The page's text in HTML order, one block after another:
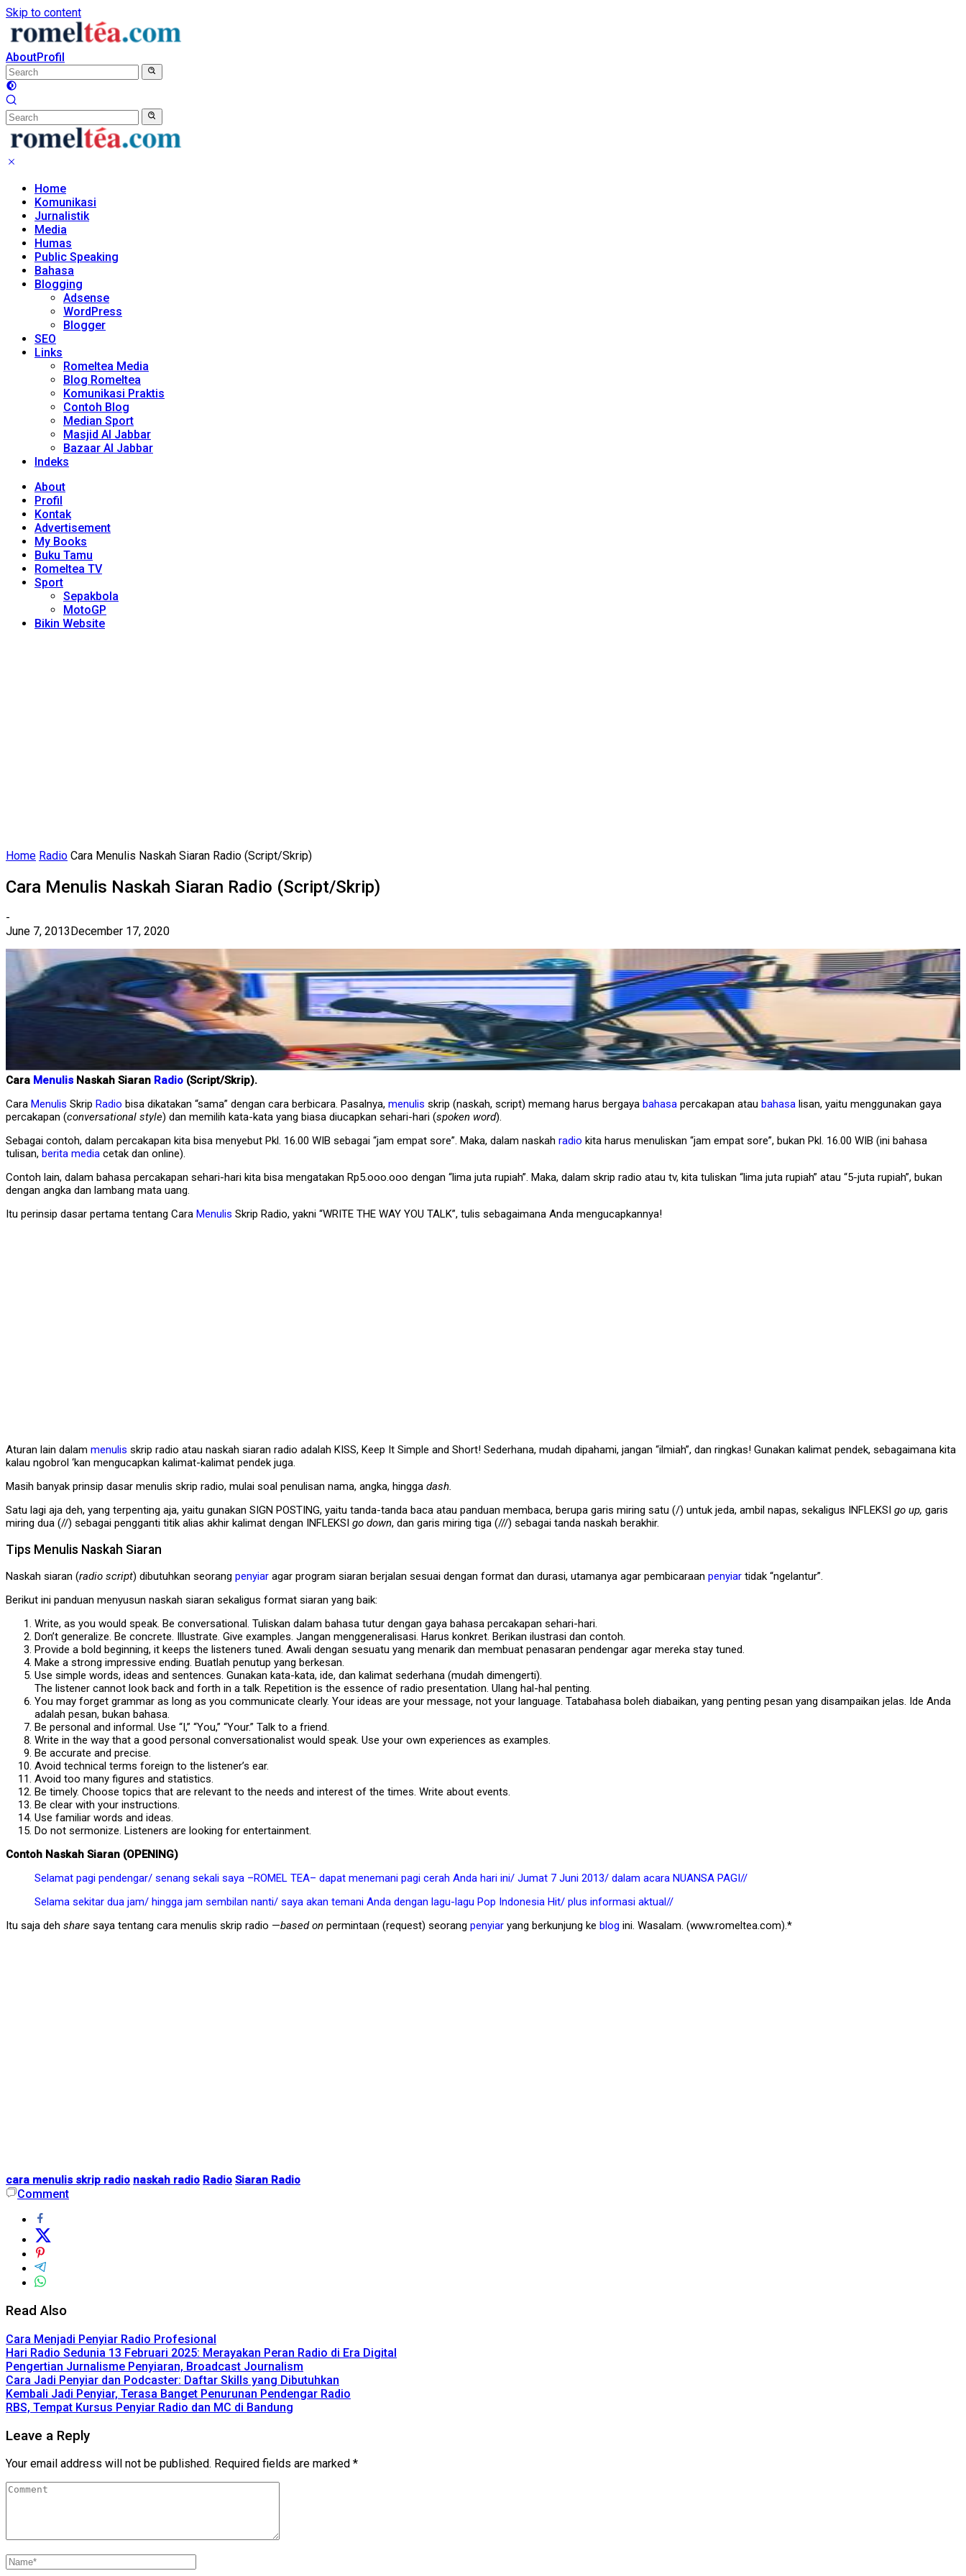
Skip to content
AboutProfil
Home
Komunikasi
Jurnalistik
Media
Humas
Public Speaking
Bahasa
Blogging
Adsense
WordPress
Blogger
SEO
Links
Romeltea Media
Blog Romeltea
Komunikasi Praktis
Contoh Blog
Median Sport
Masjid Al Jabbar
Bazaar Al Jabbar
Indeks
About
Profil
Kontak
Advertisement
My Books
Buku Tamu
Romeltea TV
Sport
Sepakbola
MotoGP
Bikin Website
Home Radio Cara Menulis Naskah Siaran Radio (Script/Skrip)
Cara Menulis Naskah Siaran Radio (Script/Skrip)
-
June 7, 2013 December 17, 2020
Cara Menulis Naskah Siaran Radio (Script/Skrip).
Cara Menulis Skrip Radio bisa dikatakan “sama” dengan cara berbicara. Pasalnya, menulis skrip (naskah, script) memang harus bergaya bahasa percakapan atau bahasa lisan, yaitu menggunakan gaya
percakapan (conversational style) dan memilih kata-kata yang biasa diucapkan sehari-hari (spoken word).
Sebagai contoh, dalam percakapan kita bisa menyebut Pkl. 16.00 WIB sebagai “jam empat sore”. Maka, dalam naskah radio kita harus menuliskan “jam empat sore”, bukan Pkl. 16.00 WIB (ini bahasa
tulisan, berita media cetak dan online).
Contoh lain, dalam bahasa percakapan sehari-hari kita bisa mengatakan Rp5.ooo.ooo dengan “lima juta rupiah”. Maka, dalam skrip radio atau tv, kita tuliskan “lima juta rupiah” atau “5-juta rupiah”, bukan
dengan angka dan lambang mata uang.
Itu perinsip dasar pertama tentang Cara Menulis Skrip Radio, yakni “WRITE THE WAY YOU TALK”, tulis sebagaimana Anda mengucapkannya!
Aturan lain dalam menulis skrip radio atau naskah siaran radio adalah KISS, Keep It Simple and Short! Sederhana, mudah dipahami, jangan “ilmiah”, dan ringkas! Gunakan kalimat pendek, sebagaimana kita
kalau ngobrol ‘kan mengucapkan kalimat-kalimat pendek juga.
Masih banyak prinsip dasar menulis skrip radio, mulai soal penulisan nama, angka, hingga dash.
Satu lagi aja deh, yang terpenting aja, yaitu gunakan SIGN POSTING, yaitu tanda-tanda baca atau panduan membaca, berupa garis miring satu (/) untuk jeda, ambil napas, sekaligus INFLEKSI go up, garis
miring dua (//) sebagai pengganti titik alias akhir kalimat dengan INFLEKSI go down, dan garis miring tiga (///) sebagai tanda naskah berakhir.
Tips Menulis Naskah Siaran
Naskah siaran (radio script) dibutuhkan seorang penyiar agar program siaran berjalan sesuai dengan format dan durasi, utamanya agar pembicaraan penyiar tidak “ngelantur”.
Berikut ini panduan menyusun naskah siaran sekaligus format siaran yang baik:
Write, as you would speak. Be conversational. Tuliskan dalam bahasa tutur dengan gaya bahasa percakapan sehari-hari.
Don’t generalize. Be concrete. Illustrate. Give examples. Jangan menggeneralisasi. Harus konkret. Berikan ilustrasi dan contoh.
Provide a bold beginning, it keeps the listeners tuned. Awali dengan sesuatu yang menarik dan membuat penasaran pendengar agar mereka stay tuned.
Make a strong impressive ending. Buatlah penutup yang berkesan.
Use simple words, ideas and sentences. Gunakan kata-kata, ide, dan kalimat sederhana (mudah dimengerti).
The listener cannot look back and forth in a talk. Repetition is the essence of radio presentation. Ulang hal-hal penting.
You may forget grammar as long as you communicate clearly. Your ideas are your message, not your language. Tatabahasa boleh diabaikan, yang penting pesan yang disampaikan jelas. Ide Anda
adalah pesan, bukan bahasa.
Be personal and informal. Use “I,” “You,” “Your.” Talk to a friend.
Write in the way that a good personal conversationalist would speak. Use your own experiences as examples.
Be accurate and precise.
Avoid technical terms foreign to the listener’s ear.
Avoid too many figures and statistics.
Be timely. Choose topics that are relevant to the needs and interest of the times. Write about events.
Be clear with your instructions.
Use familiar words and ideas.
Do not sermonize. Listeners are looking for entertainment.
Contoh Naskah Siaran (OPENING)
Selamat pagi pendengar/ senang sekali saya –ROMEL TEA– dapat menemani pagi cerah Anda hari ini/ Jumat 7 Juni 2013/ dalam acara NUANSA PAGI//
Selama sekitar dua jam/ hingga jam sembilan nanti/ saya akan temani Anda dengan lagu-lagu Pop Indonesia Hit/ plus informasi aktual//
Itu saja deh share saya tentang cara menulis skrip radio —based on permintaan (request) seorang penyiar yang berkunjung ke blog ini. Wasalam. (www.romeltea.com).*
cara menulis skrip radio naskah radio Radio Siaran Radio
Comment
Read Also
Cara Menjadi Penyiar Radio Profesional
Hari Radio Sedunia 13 Februari 2025: Merayakan Peran Radio di Era Digital
Pengertian Jurnalisme Penyiaran, Broadcast Journalism
Cara Jadi Penyiar dan Podcaster: Daftar Skills yang Dibutuhkan
Kembali Jadi Penyiar, Terasa Banget Penurunan Pendengar Radio
RBS, Tempat Kursus Penyiar Radio dan MC di Bandung
Leave a Reply
Your email address will not be published. Required fields are marked *